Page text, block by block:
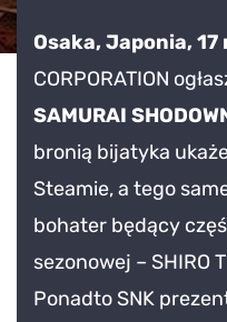
Osaka, Japonia, 17
CORPORATION
SAMURAI
bronią bijatyka
Steamie, a tego
bohater będący
sezonowej – SHIRO
Ponadto SNK